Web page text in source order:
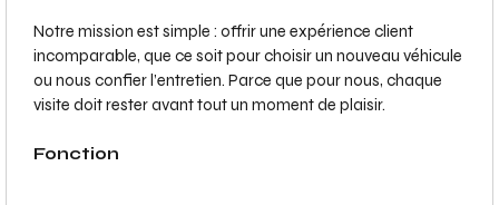
Notre mission est simple : offrir une expérience client
incomparable, que ce soit pour choisir un nouveau véhicule
ou nous confier l’entretien. Parce que pour nous, chaque
visite doit rester avant tout un moment de plaisir.
Fonction